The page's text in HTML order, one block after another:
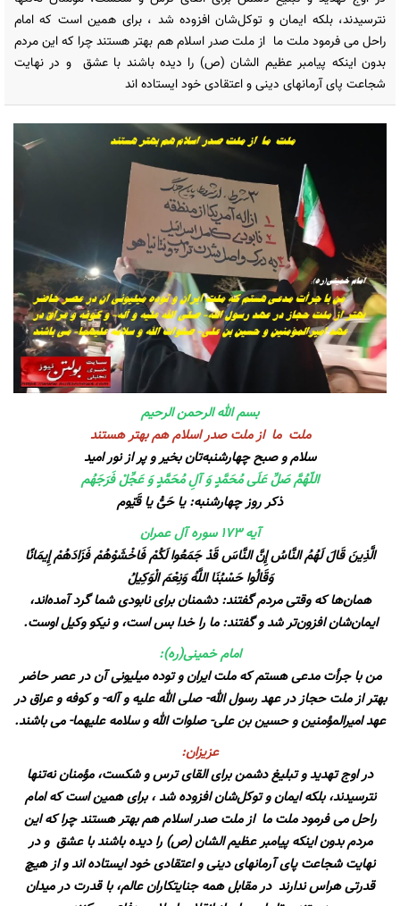
نترسیدند، بلکه ایمان و توکل‌شان افزوده شد ، برای همین است که امام
راحل می فرمود ملت ما از ملت صدر اسلام هم بهتر هستند چرا که این مردم
بدون اینکه پیامبر عظیم الشان (ص) را دیده باشند با عشق و در نهایت
شجاعت پای آرمانهای دینی و اعتقادی خود ایستاده اند
بسم الله الرحمن الرحیم
ملت ما از ملت صدر اسلام هم بهتر هستند
سلام و صبح چهارشنبه‌تان بخیر و پر از نور امید
اللّهُمَّ صَلِّ عَلَى مُحَمَّدٍ وَ آلِ مُحَمَّدٍ وَ عَجِّلْ فَرَجَهُم
ذکر روز چهارشنبه: یا حَیُّ یا قَیّوم
آیه 173 سوره آل عمران
الَّذِينَ قَالَ لَهُمُ النَّاسُ إِنَّ النَّاسَ قَدْ جَمَعُوا لَكُمْ فَاخْشَوْهُمْ فَزَادَهُمْ إِيمَانًا
وَقَالُوا حَسْبُنَا اللَّهُ وَنِعْمَ الْوَكِيلُ
همان‌ها که وقتی مردم گفتند: دشمنان برای نابودی شما گرد آمده‌اند،
ایمان‌شان افزون‌تر شد و گفتند: ما را خدا بس است، و نیکو وکیل اوست.
امام خمینی(ره):
من با جرأت مدعى هستم که ملت ایران و توده میلیونى آن در عصر حاضر
بهتر از ملت حجاز در عهد رسول الله- صلى الله علیه و آله- و کوفه و عراق در
عهد امیرالمؤمنین و حسین بن على- صلوات الله و سلامه علیهما- مى باشند.
عزیزان:
در اوج تهدید و تبلیغ دشمن برای القای ترس و شکست، مؤمنان نه‌تنها
نترسیدند، بلکه ایمان و توکل‌شان افزوده شد ، برای همین است که امام
راحل می فرمود ملت ما از ملت صدر اسلام هم بهتر هستند چرا که این
مردم بدون اینکه پیامبر عظیم الشان (ص) را دیده باشند با عشق و در
نهایت شجاعت پای آرمانهای دینی و اعتقادی خود ایستاده اند و از هیچ
قدرتی هراس ندارند در مقابل همه جنایتکاران عالم، با قدرت در میدان